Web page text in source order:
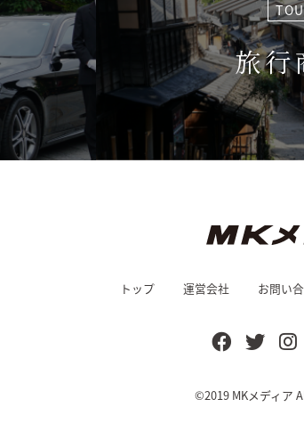
旅行
トップ 運営会社 お問い
©2019 MKメディア